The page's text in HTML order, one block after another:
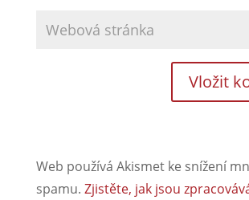
Web používá Akismet ke snížení
spamu. Zjistěte, jak jsou